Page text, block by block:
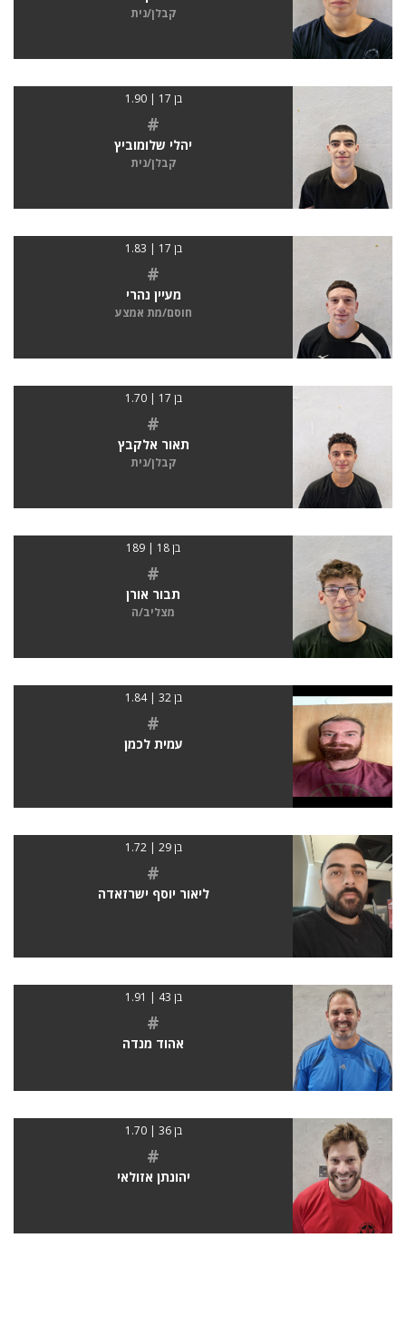
קבלן/נית
בן 17 | 1.90
#
יהלי שלומוביץ
קבלן/נית
בן 17 | 1.83
#
מעיין נהרי
חוסם/מת אמצע
בן 17 | 1.70
#
תאור אלקבץ
קבלן/נית
בן 18 | 189
#
תבור אורן
מצליב/ה
בן 32 | 1.84
#
עמית לכמן
בן 29 | 1.72
#
ליאור יוסף ישרזאדה
בן 43 | 1.91
#
אהוד מנדה
בן 36 | 1.70
#
יהונתן אזולאי